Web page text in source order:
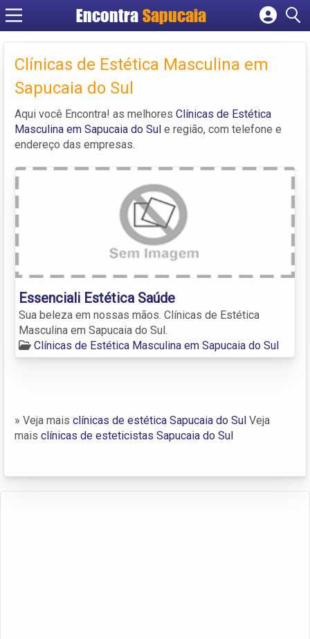
Encontra
Cadastrar empresa
Criar conta
Clínicas de Estética Masculina em
Sapucaia do Sul
Aqui você Encontra! as melhores Clínicas de Estética
Masculina em Sapucaia do Sul e região, com telefone e
endereço das empresas.
Essenciali Estética Saúde
Sua beleza em nossas mãos. Clínicas de Estética
Masculina em Sapucaia do Sul.
Clínicas de Estética Masculina em Sapucaia do Sul
» Veja mais clínicas de estética Sapucaia do Sul Veja
mais clínicas de esteticistas Sapucaia do Sul